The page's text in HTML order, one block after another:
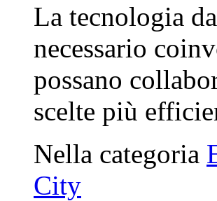
La tecnologia
necessario
possano
scelte più
Nella categoria
City